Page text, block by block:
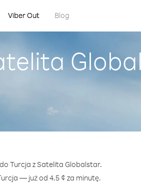
Viber Out Blog
Turcja z Satelita Globalstar.
— już od 4.5 ¢ za minutę.